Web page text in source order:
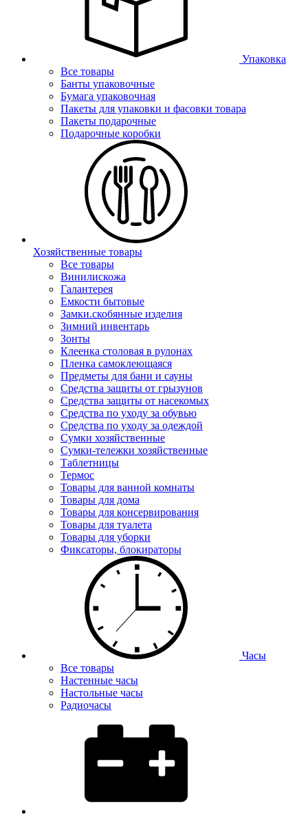
Упаковка
Все товары
Банты упаковочные
Бумага упаковочная
Пакеты для упаковки и фасовки товара
Пакеты подарочные
Подарочные коробки
Хозяйственные товары
Все товары
Винилискожа
Галантерея
Емкости бытовые
Замки.скобянные изделия
Зимний инвентарь
Зонты
Клеенка столовая в рулонах
Пленка самоклеющаяся
Предметы для бани и сауны
Средства защиты от грызунов
Средства защиты от насекомых
Средства по уходу за обувью
Средства по уходу за одеждой
Сумки хозяйственные
Сумки-тележки хозяйственные
Таблетницы
Термос
Товары для ванной комнаты
Товары для дома
Товары для консервирования
Товары для туалета
Товары для уборки
Фиксаторы, блокираторы
Часы
Все товары
Настенные часы
Настольные часы
Радиочасы